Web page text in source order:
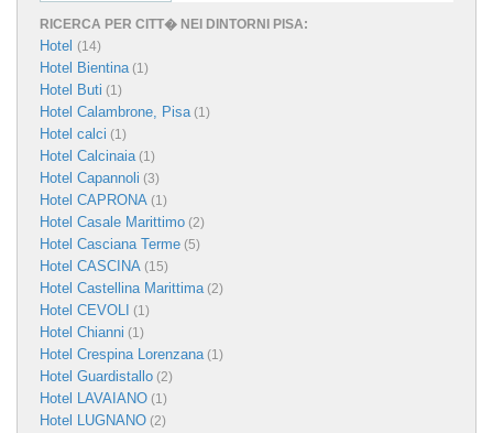
RICERCA PER CITT� NEI DINTORNI PISA:
Hotel (14)
Hotel Bientina(1)
Hotel Buti (1)
Hotel Calambrone, Pisa(1)
Hotel calci (1)
Hotel Calcinaia(1)
Hotel Capannoli (3)
Hotel CAPRONA (1)
Hotel Casale Marittimo (2)
Hotel Casciana Terme (5)
Hotel CASCINA (15)
Hotel Castellina Marittima(2)
Hotel CEVOLI (1)
Hotel Chianni (1)
Hotel Crespina Lorenzana(1)
Hotel Guardistallo (2)
Hotel LAVAIANO (1)
Hotel LUGNANO (2)